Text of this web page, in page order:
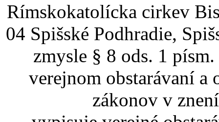
Rímskokatolícka cirkev
04 Spišské Podhradie,
zmysle § 8 ods. 1
verejnom obstarávaní a
zákonov v